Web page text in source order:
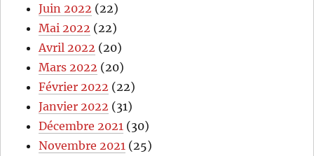
Juin 2022 (22)
Mai 2022 (22)
Avril 2022 (20)
Mars 2022 (20)
Février 2022 (22)
Janvier 2022 (31)
Décembre 2021 (30)
Novembre 2021 (25)